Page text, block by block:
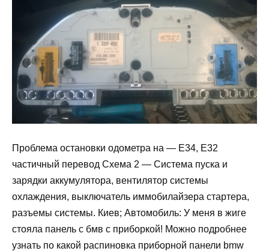
Проблема остановки одометра на — E34, E32
частичный перевод Схема 2 — Система пуска и
зарядки аккумулятора, вентилятор системы
охлаждения, выключатель иммобилайзера стартера,
разъемы системы. Киев; Автомобиль: У меня в жиге
стояла панель с бмв с приборкой! Можно подробнее
узнать по какой распиновка приборной панели bmw